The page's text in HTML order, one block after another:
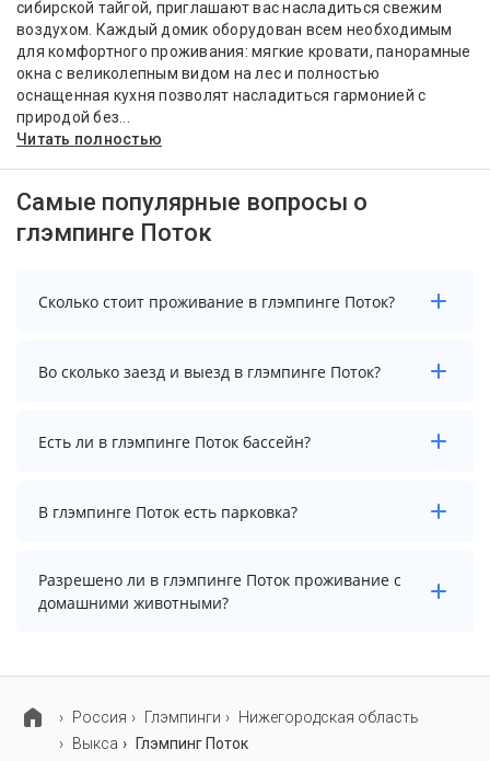
сибирской тайгой, приглашают вас насладиться свежим
воздухом. Каждый домик оборудован всем необходимым
для комфортного проживания: мягкие кровати, панорамные
окна с великолепным видом на лес и полностью
оснащенная кухня позволят насладиться гармонией с
природой без...
Читать полностью
Самые популярные вопросы о
глэмпинге Поток
Сколько стоит проживание в глэмпинге Поток?
Стоимость проживания в глэмпинге Поток
начинается от 9000 рублей. Чтобы увидеть
Во сколько заезд и выезд в глэмпинге Поток?
Заезд возможен после 15:00, а выезд необходимо
Есть ли в глэмпинге Поток бассейн?
В глэмпинге Поток нет бассейна.
В глэмпинге Поток есть парковка?
В глэмпинге Поток есть парковка, уточните
информацию перед бронированием у менеджера,
возможно, услуга оплачивается отдельно.
Разрешено ли в глэмпинге Поток проживание с
домашними животными?
Россия Глэмпинги
Нижегородская область
Выкса
Глэмпинг Поток